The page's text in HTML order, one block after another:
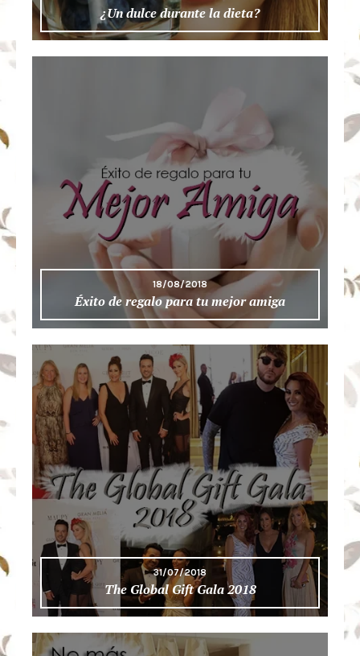
¿Un dulce durante la dieta?
18/08/2018
Éxito de regalo para tu mejor amiga
31/07/2018
The Global Gift Gala 2018